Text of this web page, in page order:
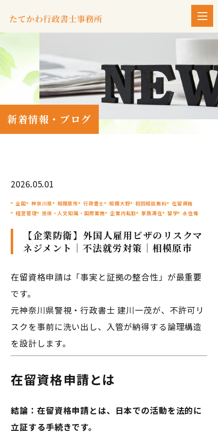
新着情報・ブログ
2026.05.01
全国 神奈川県 相模原市 行政書士 相模大野 初回相談無料
在留資格
経営管理
技術・人文知識・国際業務 企業内転勤 家族滞在 留学 永住権
【企業防衛】外国人雇用ビザのリスクマ
ネジメント｜不法就労対策｜相模原市
在留資格申請は「事実と証拠の整合性」が最重要
です。
元神奈川県警視・行政書士 建川一茂が、不許可リ
スクを事前に洗い出し、入管が納得する論理構造
を設計します。
在留資格申請とは
結論：在留資格申請とは、日本での活動を法的に
立証する手続きです。